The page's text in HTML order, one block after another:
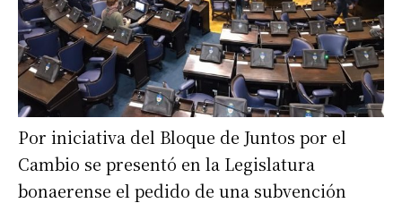
Por iniciativa del Bloque de Juntos por el
Cambio se presentó en la Legislatura
bonaerense el pedido de una subvención